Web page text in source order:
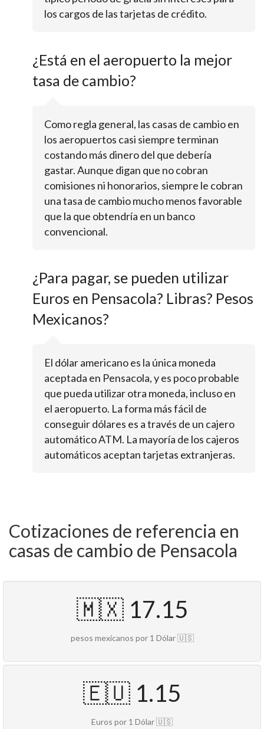
los cargos de las tarjetas de crédito.
¿Está en el aeropuerto la mejor
tasa de cambio?
Como regla general, las casas de cambio en
los aeropuertos casi siempre terminan
costando más dinero del que debería
gastar. Aunque digan que no cobran
comisiones ni honorarios, siempre le cobran
una tasa de cambio mucho menos favorable
que la que obtendría en un banco
convencional.
¿Para pagar, se pueden utilizar
Euros en Pensacola? Libras? Pesos
Mexicanos?
El dólar americano es la única moneda
aceptada en Pensacola, y es poco probable
que pueda utilizar otra moneda, incluso en
el aeropuerto. La forma más fácil de
conseguir dólares es a través de un cajero
automático ATM. La mayoría de los cajeros
automáticos aceptan tarjetas extranjeras.
Cotizaciones de referencia en
casas de cambio de Pensacola
🇲🇽 17.15
pesos mexicanos por 1 Dólar 🇺🇸
🇪🇺 1.15
Euros por 1 Dólar 🇺🇸